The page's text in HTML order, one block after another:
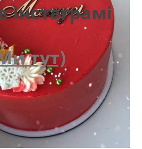
інстаграмі
тут)